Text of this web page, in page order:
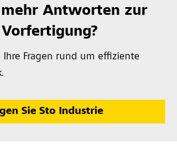
Antworten zur
Fragen rund um effiziente
Sie Sto Industrie